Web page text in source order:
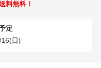
料無料！
定
日)